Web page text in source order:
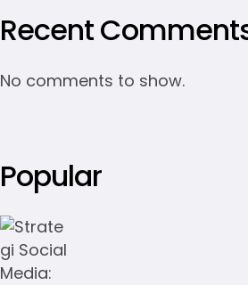
Recent
No comments to show.
Popular